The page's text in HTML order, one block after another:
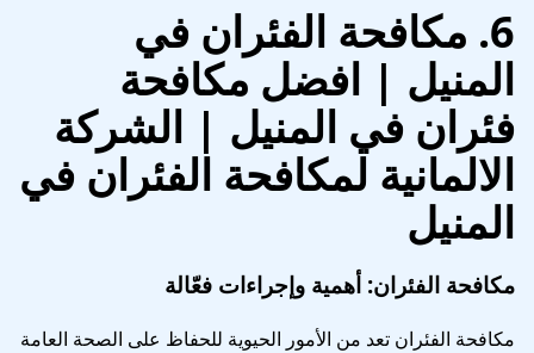
6. مكافحة الفئران في
المنيل | افضل مكافحة
فئران في المنيل | الشركة
الالمانية لمكافحة الفئران في
المنيل
مكافحة الفئران: أهمية وإجراءات فعّالة
مكافحة الفئران تعد من الأمور الحيوية للحفاظ على الصحة العامة